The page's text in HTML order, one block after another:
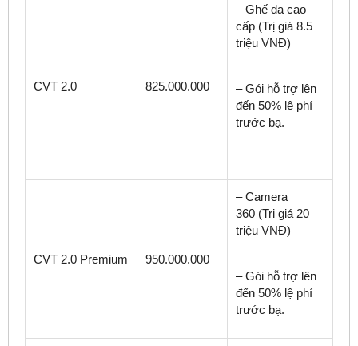
CVT 2.0 825.000.000
– Ghế da cao
cấp (Trị giá 8.5
triệu VNĐ)
– Gói hỗ trợ lên
đến 50% lệ phí
trước bạ.
CVT 2.0 Premium 950.000.000
– Camera
360 (Trị giá 20
triệu VNĐ)
– Gói hỗ trợ lên
đến 50% lệ phí
trước bạ.